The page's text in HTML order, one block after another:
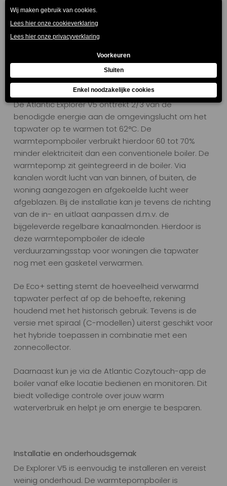
letterlijk en figuurlijk in de hand. Daarnaast kan de
warmtepompboiler ook intuïtief worden bediend via
het kleurendisplay op de warmtepompboiler zelf.
Energiebesparing
De Atlantic Explorer V5 onttrekt 2/3 van de
benodigde energie aan de omgevingslucht om het
tapwater op te warmen tot 62°C. De
warmtepompboiler verbruikt hierdoor 60 tot 70%
minder elektriciteit dan een conventionele boiler. De
warmtepomp zit geïntegreerd in de boiler. Via
kanalen wordt lucht van van binnen, of buiten, de
woning aangezogen en afgekoelde lucht weer
afgeblazen. Bij de installatie kan je tevens de richting
van de in- en uitlaat aanpassen d.m.v. de
bijgeleverde regelbare kanaalmonden. Hierdoor is
deze warmtepompboiler de ideale
verduurzamingsstap voor woningen die tapwater
nog met een gasketel verwarmen.
De Eco+ setting stemt de hoeveelheid verwarmd
tapwater perfect af op de behoefte, rekening
houdend met het historisch gebruik. Tevens is de
versie met spiraal (C-modellen) uiterst geschikt voor
het hybride toepassen in combinatie met een
zonnecollector.
Daarnaast kun je via de Atlantic Cozytouch-app de
boiler vanaf elke locatie bedienen en monitoren. Dit
biedt volledige controle over jouw warm
waterverbruik en helpt je om energie te besparen.
Installatie en onderhoudsgemak
De Explorer V5 is eenvoudig te installeren en vereist
weinig onderhoud. De warmtepompboiler is